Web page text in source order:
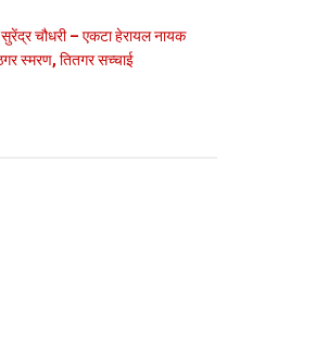
सुरेंद्र चौधरी – एकटा हेरायल नायक
स्‍मरण, तितगर सच्‍चाई